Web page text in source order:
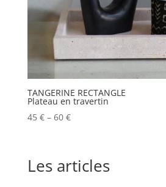
TANGERINE RECTANGLE
Plateau en travertin
45 €– 60 €
Les articles